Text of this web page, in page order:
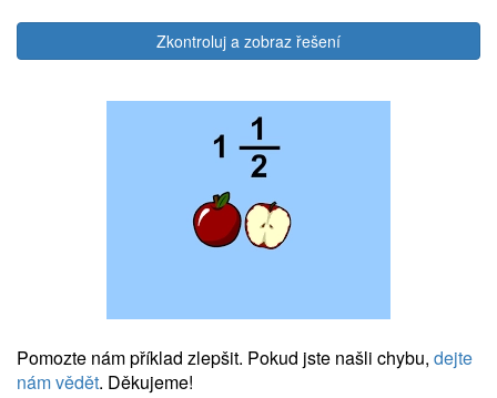
Zkontroluj a zobraz řešení
Pomozte nám příklad zlepšit. Pokud jste našli chybu, dejte
nám vědět. Děkujeme!